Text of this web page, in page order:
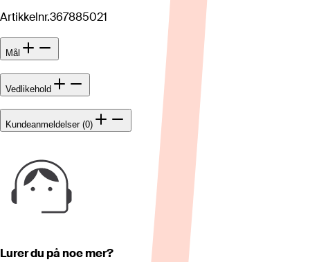
Artikkelnr.367885021
Mål
Vedlikehold
Kundeanmeldelser (0)
Lurer du på noe mer?